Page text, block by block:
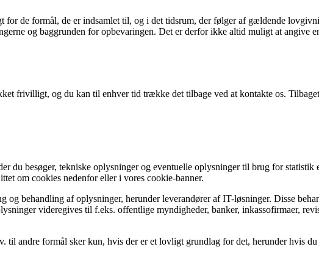
for de formål, de er indsamlet til, og i det tidsrum, der følger af gældende
og baggrunden for opbevaringen. Det er derfor ikke altid muligt at angive
frivilligt, og du kan til enhver tid trække det tilbage ved at kontakte os.
du besøger, tekniske oplysninger og eventuelle oplysninger til brug for
om cookies nedenfor eller i vores cookie-banner.
behandling af oplysninger, herunder leverandører af IT-løsninger. Disse
videregives til f.eks. offentlige myndigheder, banker, inkassofirmaer,
til andre formål sker kun, hvis der er et lovligt grundlag for det, herunder hvis